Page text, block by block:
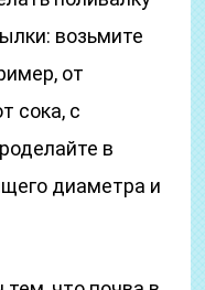
возьмите
от
сока, с
в
диаметра и